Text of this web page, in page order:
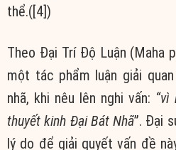
thể.([4])
Theo Đại Trí Độ Luận (Maha
một tác phẩm luận giải
nhã, khi nêu lên nghi vấn: “vì
thuyết kinh Đại Bát Nhã”. Đại
lý do để giải quyết vấn đề